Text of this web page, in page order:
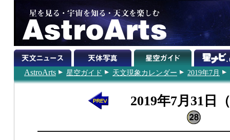
AstroArts 星空ガイド 天文現象カレンダー 2019年7月
2019年7月31日